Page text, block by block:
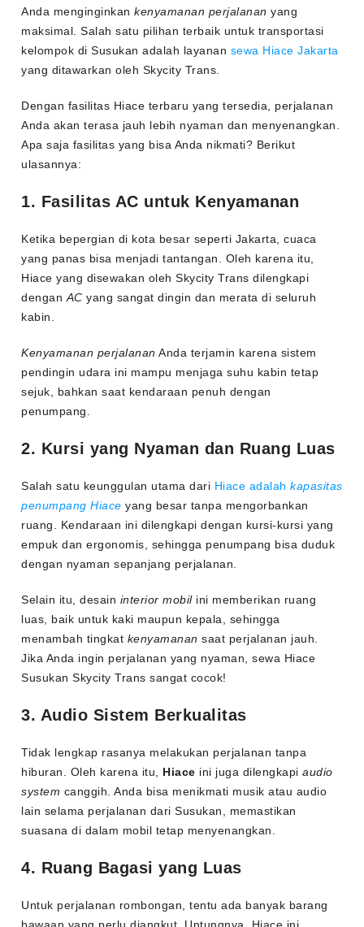
Anda menginginkankenyamanan perjalanan yang
maksimal. Salah satu pilihan terbaik untuk transportasi
kelompok di Susukan adalah layanan sewa Hiace Jakarta
yang ditawarkan oleh Skycity Trans.
Dengan fasilitas Hiace terbaru yang tersedia, perjalanan
Anda akan terasa jauh lebih nyaman dan menyenangkan.
Apa saja fasilitas yang bisa Anda nikmati? Berikut
ulasannya:
1. Fasilitas AC untuk Kenyamanan
Ketika bepergian di kota besar seperti Jakarta, cuaca
yang panas bisa menjadi tantangan. Oleh karena itu,
Hiace yang disewakan oleh Skycity Trans dilengkapi
denganAC yang sangat dingin dan merata di seluruh
kabin.
Kenyamanan perjalanan Anda terjamin karena sistem
pendingin udara ini mampu menjaga suhu kabin tetap
sejuk, bahkan saat kendaraan penuh dengan
penumpang.
2. Kursi yang Nyaman dan Ruang Luas
Salah satu keunggulan utama dari Hiace adalahkapasitas
penumpang Hiace yang besar tanpa mengorbankan
ruang. Kendaraan ini dilengkapi dengan kursi-kursi yang
empuk dan ergonomis, sehingga penumpang bisa duduk
dengan nyaman sepanjang perjalanan.
Selain itu, desain interior mobilini memberikan ruang
luas, baik untuk kaki maupun kepala, sehingga
menambah tingkat kenyamanan saat perjalanan jauh.
Jika Anda ingin perjalanan yang nyaman, sewa Hiace
Susukan Skycity Trans sangat cocok!
3. Audio Sistem Berkualitas
Tidak lengkap rasanya melakukan perjalanan tanpa
hiburan. Oleh karena itu, Hiace ini juga dilengkapiaudio
system canggih. Anda bisa menikmati musik atau audio
lain selama perjalanan dari Susukan, memastikan
suasana di dalam mobil tetap menyenangkan.
4. Ruang Bagasi yang Luas
Untuk perjalanan rombongan, tentu ada banyak barang